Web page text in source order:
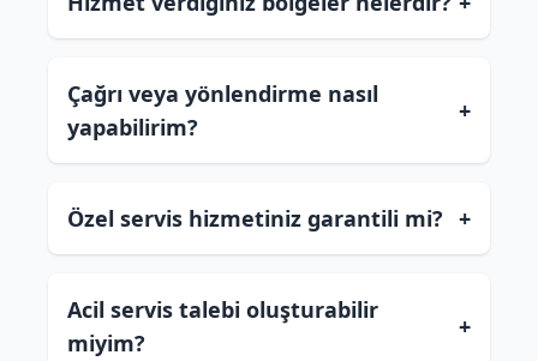
Çağrı veya yönlendirme nasıl
yapabilirim?
+
Özel servis hizmetiniz garantili mi? +
Acil servis talebi oluşturabilir
miyim?
+